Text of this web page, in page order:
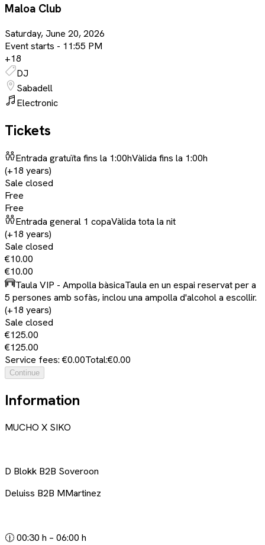
Maloa Club
Saturday, June 20, 2026
Event starts - 11:55 PM
+18
DJ
Sabadell
Electronic
Tickets
Entrada gratuïta fins la 1:00hVàlida fins la 1:00h
(+18 years)
Sale closed
Free
Free
Entrada general 1 copaVàlida tota la nit
(+18 years)
Sale closed
€10.00
€10.00
Taula VIP - Ampolla bàsicaTaula en un espai reservat per a
5 persones amb sofàs, inclou una ampolla d'alcohol a escollir.
(+18 years)
Sale closed
€125.00
€125.00
Service fees: €0.00Total:€0.00
Continue
Information
MUCHO X SIKO
D Blokk B2B Soveroon
Deluiss B2B MMartinez
🕧 00:30 h – 06:00 h